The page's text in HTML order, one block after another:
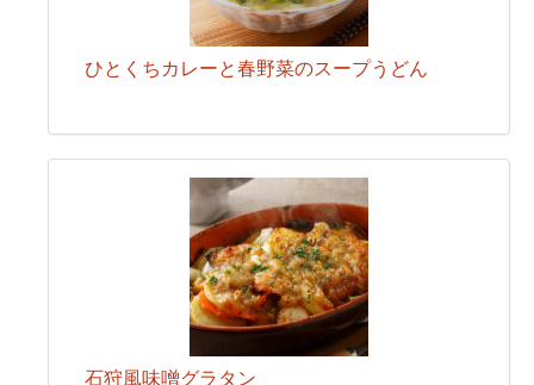
ひとくちカレーと春野菜のスープうどん
石狩風味噌グラタン